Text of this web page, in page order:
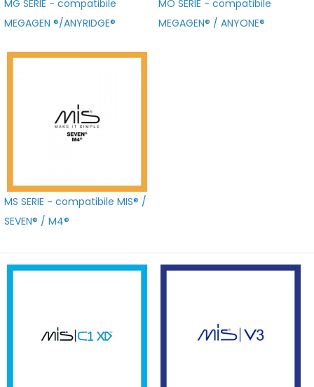
MG SERIE - compatibile
MEGAGEN ®/ANYRIDGE®
MO SERIE - compatibile
MEGAGEN® / ANYONE®
MS SERIE - compatibile MIS® /
SEVEN® / M4®